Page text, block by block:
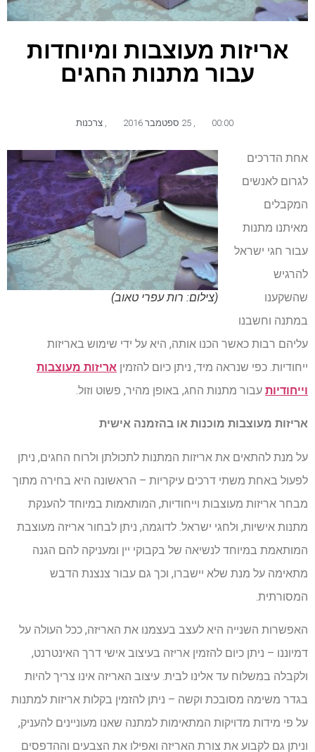
אריזות מעוצבות ומיוחדות
עבור מתנות החגים
00:00 צרכנות
(צילום: רות עפרי טאוב)
אחת הדרכים
לגרום לאנשים
המקבלים
מאיתנו מתנות
עבור חגי ישראל
להרגיש
שהשקענו
במתנה וחשבנו
עליהם רבות כאשר הכנו אותה, היא על ידי שימוש באריזות
ייחודיות. כפי שנראה מיד, ניתן כיום להזמין אריזות מעוצבות
וייחודיות עבור מתנות החג, באופן מהיר, פשוט וזול.
אריזות מעוצבות מוכנות או בהזמנה אישית
על מנת להתאים את אריזות המתנות לתכולתן ולרוח החגים, ניתן
לפעול באחת משתי דרכים עיקריות – הראשונה היא בחירה מתוך
מבחר אריזות מעוצבות וייחודיות, המותאמות במיוחד להענקת
מתנות אישיות, ולחגי ישראל. לדוגמה, ניתן לבחור אריזה מעוצבת
המותאמת במיוחד לנשיאה של בקבוקי יין ומעניקה להם הגנה
מתאימה על מנת שלא יישברו, וכך גם עבור צנצנת הדבש
המסורתית.
האפשרות השנייה היא לעצב בעצמנו את האריזה, ככל העולה על
דמיוננו – ניתן כיום להזמין אריזה בעיצוב אישי דרך האינטרנט,
ולקבלה במשלוח עד אלינו לבית. עיצוב האריזה אינו צריך להיות
בגדר משימה מסובכת וקשה – ניתן להזמין בקלות אריזות למתנות
על פי מידות מדויקות המתאימות למתנה שאנו מעוניינים להעניק,
וניתן גם לקבוע את צורת האריזה ואפילו את הצבעים וההדפסים